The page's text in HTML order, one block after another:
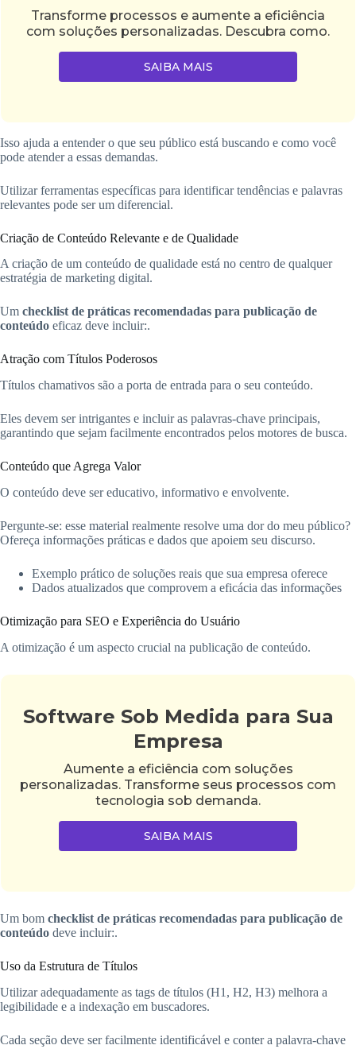
Transforme processos e aumente a eficiência
com soluções personalizadas. Descubra como.
SAIBA MAIS
Isso ajuda a entender o que seu público está buscando e como você
pode atender a essas demandas.
Utilizar ferramentas específicas para identificar tendências e palavras
relevantes pode ser um diferencial.
Criação de Conteúdo Relevante e de Qualidade
A criação de um conteúdo de qualidade está no centro de qualquer
estratégia de marketing digital.
Um checklist de práticas recomendadas para publicação de
conteúdo eficaz deve incluir:.
Atração com Títulos Poderosos
Títulos chamativos são a porta de entrada para o seu conteúdo.
Eles devem ser intrigantes e incluir as palavras-chave principais,
garantindo que sejam facilmente encontrados pelos motores de busca.
Conteúdo que Agrega Valor
O conteúdo deve ser educativo, informativo e envolvente.
Pergunte-se: esse material realmente resolve uma dor do meu público?
Ofereça informações práticas e dados que apoiem seu discurso.
Exemplo prático de soluções reais que sua empresa oferece
Dados atualizados que comprovem a eficácia das informações
Otimização para SEO e Experiência do Usuário
A otimização é um aspecto crucial na publicação de conteúdo.
Software Sob Medida para Sua
Empresa
Aumente a eficiência com soluções
personalizadas. Transforme seus processos com
tecnologia sob demanda.
SAIBA MAIS
Um bom checklist de práticas recomendadas para publicação de
conteúdo deve incluir:.
Uso da Estrutura de Títulos
Utilizar adequadamente as tags de títulos (H1, H2, H3) melhora a
legibilidade e a indexação em buscadores.
Cada seção deve ser facilmente identificável e conter a palavra-chave